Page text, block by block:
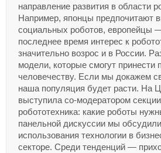
направление развития в области
Например, японцы предпочитают
социальных роботов,
последнее время интерес к
значительно возрос и в России.
модели, которые смогут принести
человечеству. Если мы докажем
наша популяция будет расти. На
выступила со-модератором
робототехника: какие роботы
панельной дискуссии мы
использования технологии в
секторе. Среди тенденций —